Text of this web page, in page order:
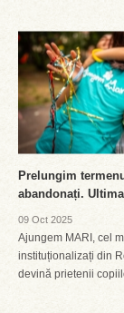
Prelungim
abandonați.
09 Oct 2025
Ajungem MARI, cel
instituționalizați din
devină prietenii